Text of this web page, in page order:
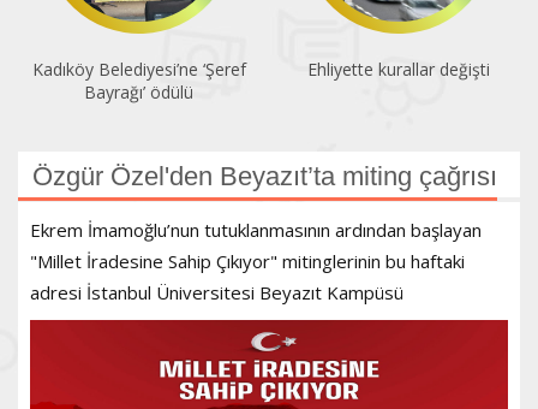
Kadıköy Belediyesi’ne ‘Şeref
Bayrağı’ ödülü
Ehliyette kurallar değişti
Özgür Özel'den Beyazıt’ta miting çağrısı
Ekrem İmamoğlu’nun tutuklanmasının ardından başlayan
"Millet İradesine Sahip Çıkıyor" mitinglerinin bu haftaki
adresi İstanbul Üniversitesi Beyazıt Kampüsü